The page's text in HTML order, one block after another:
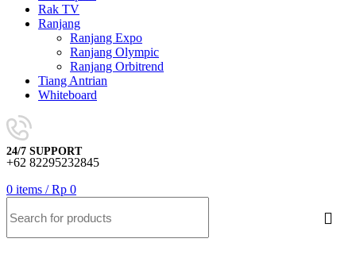
Rak TV
Ranjang
Ranjang Expo
Ranjang Olympic
Ranjang Orbitrend
Tiang Antrian
Whiteboard
24/7 SUPPORT
+62 82295232845
0 items / Rp 0